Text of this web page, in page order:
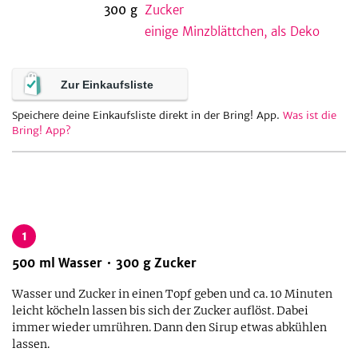
300 g Zucker
einige Minzblättchen, als Deko
Zur Einkaufsliste
Speichere deine Einkaufsliste direkt in der Bring! App. Was ist die
Bring! App?
1
500 ml Wasser 300 g Zucker
Wasser und Zucker in einen Topf geben und ca. 10 Minuten
leicht köcheln lassen bis sich der Zucker auflöst. Dabei
immer wieder umrühren. Dann den Sirup etwas abkühlen
lassen.